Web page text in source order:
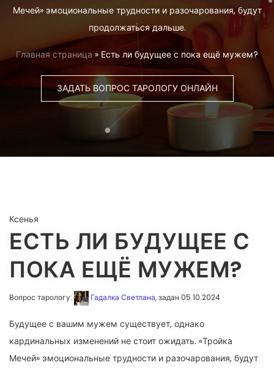
Мечей» эмоциональные трудности и разочарования, будут
продолжаться дальше.
Главная страница »Есть ли будущее с пока ещё мужем?
ЗАДАТЬ ВОПРОС ТАРОЛОГУ ОНЛАЙН
Ксенья
ЕСТЬ ЛИ БУДУЩЕЕ С
ПОКА ЕЩЁ МУЖЕМ?
Вопрос тарологу: Гадалка Светлана, задан 05.10.2024
Будущее с вашим мужем существует, однако
кардинальных изменений не стоит ожидать. «Тройка
Мечей» эмоциональные трудности и разочарования, будут